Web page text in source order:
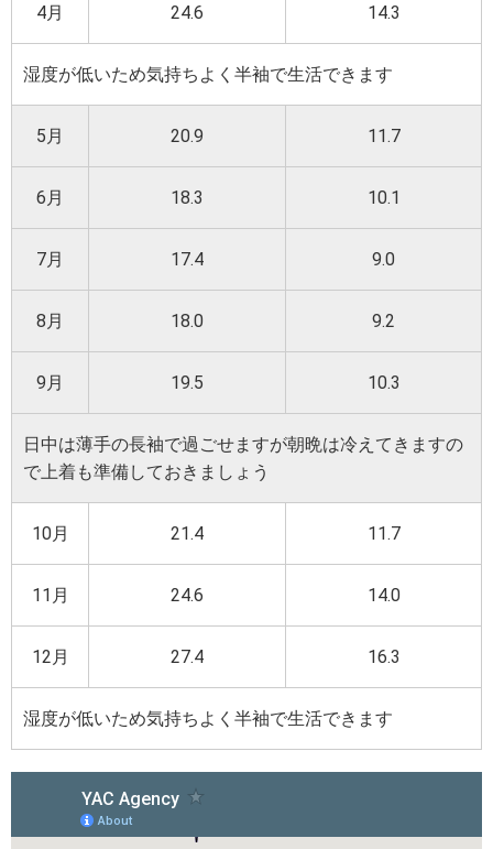
4月 24.6 14.3
湿度が低いため気持ちよく半袖で生活できます
5月 20.9 11.7
6月 18.3 10.1
7月 17.4 9.0
8月 18.0 9.2
9月 19.5 10.3
日中は薄手の長袖で過ごせますが朝晩は冷えてきますの
で上着も準備しておきましょう
10月 21.4 11.7
11月 24.6 14.0
12月 27.4 16.3
湿度が低いため気持ちよく半袖で生活できます